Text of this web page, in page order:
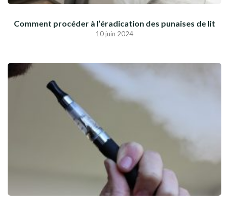
Comment procéder à l’éradication des punaises de lit
10 juin 2024